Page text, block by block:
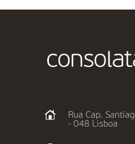
Rua Cap.
- 048 Lisboa